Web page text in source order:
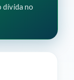
dívida no